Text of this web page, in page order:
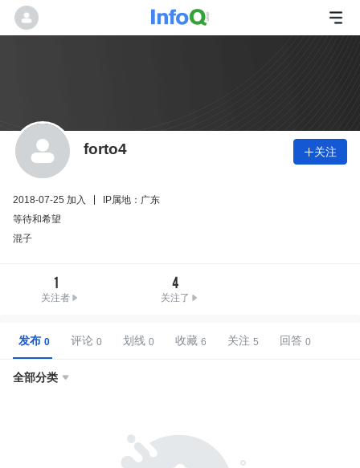
forto4 关注
2018-07-25 加入
IP属地：广东
等待和希望
混子
1
关注者
4
关注了
发布 评论 划线 收藏 关注 回答
全部分类 